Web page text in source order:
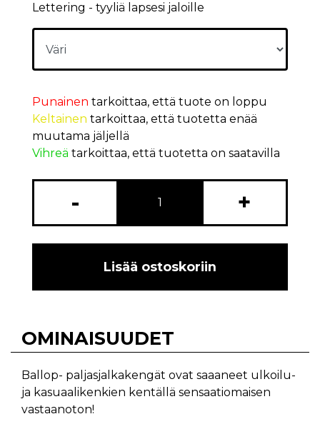
Lettering - tyyliä lapsesi jaloille
Punainen tarkoittaa, että tuote on loppu
Keltainen tarkoittaa, että tuotetta enää
muutama jäljellä
Vihreä tarkoittaa, että tuotetta on saatavilla
- +
Lisää ostoskoriin
OMINAISUUDET
Ballop- paljasjalkakengät ovat saaaneet ulkoilu-
ja kasuaalikenkien kentällä sensaatiomaisen
vastaanoton!